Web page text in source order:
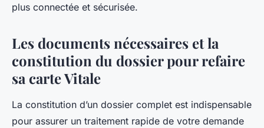
plus connectée et sécurisée.
Les documents nécessaires et la
constitution du dossier pour refaire
sa carte Vitale
La constitution d’un dossier complet est indispensable
pour assurer un traitement rapide de votre demande